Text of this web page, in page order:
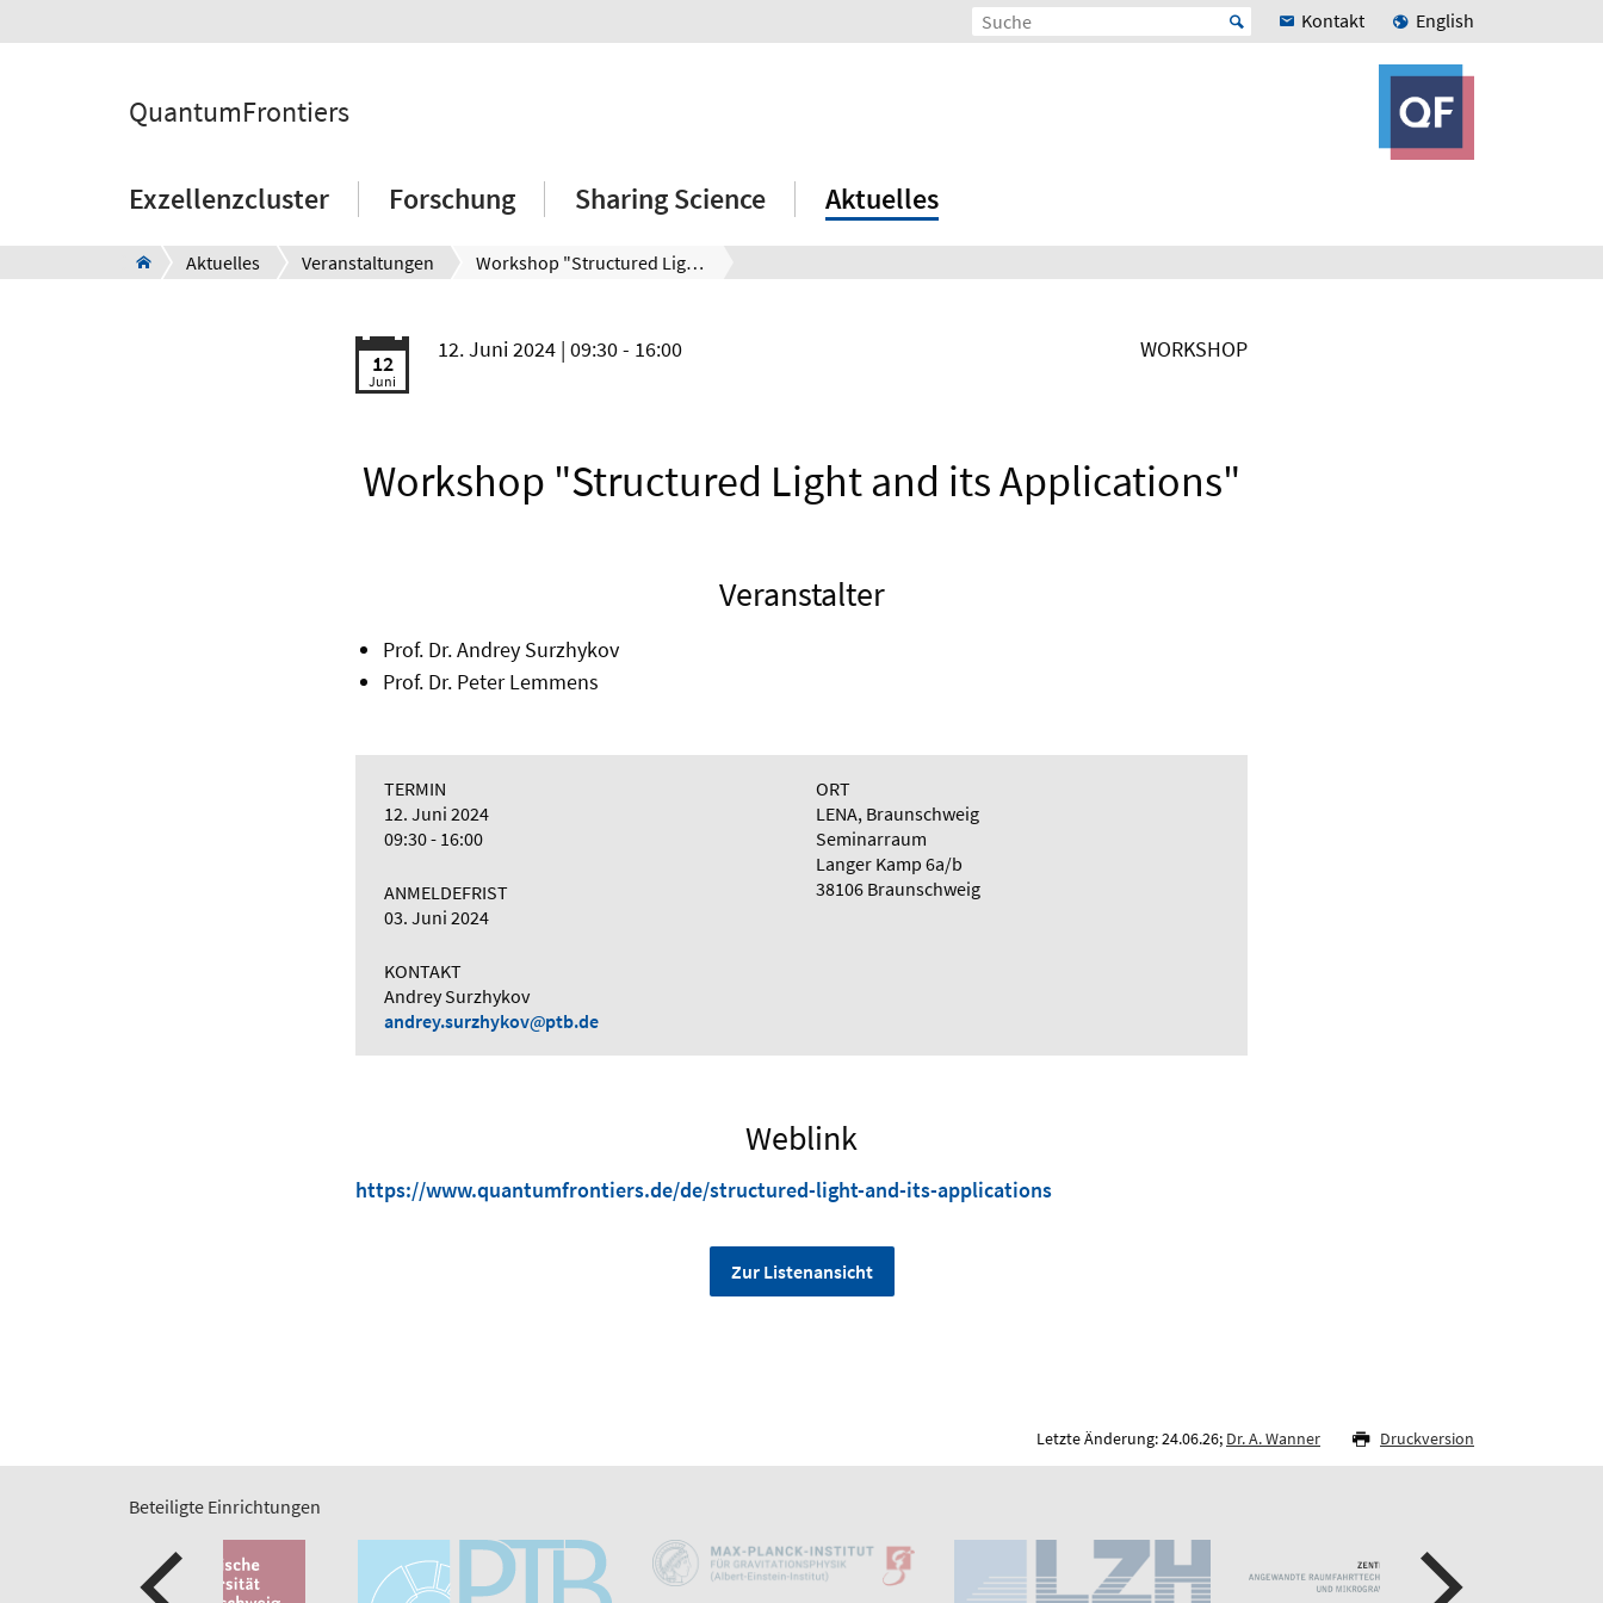
Kontakt English
QuantumFrontiers
Exzellenzcluster Forschung Sharing Science Aktuelles
Aktuelles Veranstaltungen Workshop "Structured Light and its Applications"
12
Juni
12. Juni 2024 | 09:30 - 16:00 WORKSHOP
Workshop "Structured Light and its Applications"
Veranstalter
Prof. Dr. Andrey Surzhykov
Prof. Dr. Peter Lemmens
TERMIN
12. Juni 2024
09:30 - 16:00
ANMELDEFRIST
03. Juni 2024
KONTAKT
Andrey Surzhykov
andrey.surzhykov
ptb.de
ORT
LENA, Braunschweig
Seminarraum
Langer Kamp 6a/b
38106 Braunschweig
Weblink
https://www.quantumfrontiers.de/de/structured-light-and-its-applications
Zur Listenansicht
Letzte Änderung: 24.06.26; Dr. A. Wanner Druckversion
Beteiligte Einrichtungen